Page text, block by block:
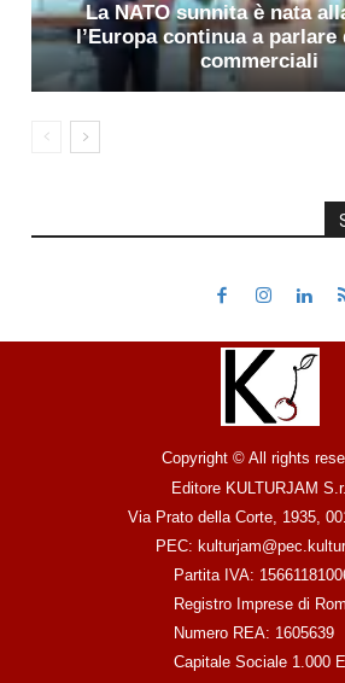
La NATO sunnita è nata
l’Europa continua a
commerciali
Copyright © All rights
Editore KULTURJAM
Via Prato della Corte, 1935,
PEC:
Partita IVA:
Registro Imprese di
Numero REA: 1605639
Capitale Sociale 1.000